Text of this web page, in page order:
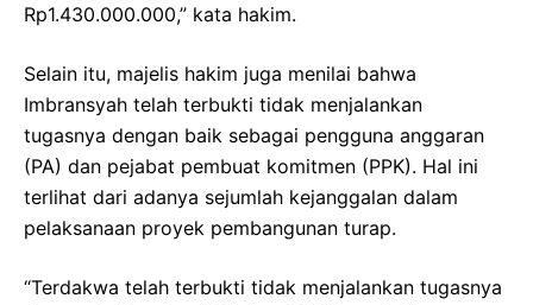
Rp1.430.000.000,” kata hakim.
Selain itu, majelis hakim juga menilai bahwa
Imbransyah telah terbukti tidak menjalankan
tugasnya dengan baik sebagai pengguna anggaran
(PA) dan pejabat pembuat komitmen (PPK). Hal ini
terlihat dari adanya sejumlah kejanggalan dalam
pelaksanaan proyek pembangunan turap.
“Terdakwa telah terbukti tidak menjalankan tugasnya